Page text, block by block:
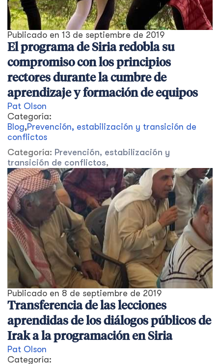
Publicado en 13 de septiembre de 2019
El programa de Siria redobla su
compromiso con los principios
rectores durante la cumbre de
aprendizaje y formación de equipos
Pat Olson
Categoría:
Blog,Prevención, estabilización y transición de
conflictos
Categoría: Prevención, estabilización y
transición de conflictos,
Publicado en 8 de septiembre de 2019
Transferencia de las lecciones
aprendidas de los diálogos públicos de
Irak a la programación en Siria
Pat Olson
Categoría: